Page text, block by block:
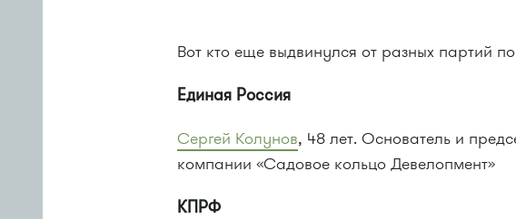
Вот кто еще выдвинулся от разных партий по
Единая Россия
Сергей Колунов, 48 лет. Основатель и
компании «Садовое кольцо Девелопмент»
КПРФ